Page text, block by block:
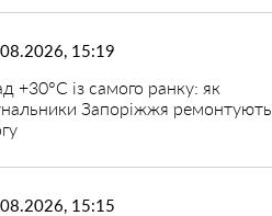
15:19
+30°C із самого ранку: як
Запоріжжя ремонтують
15:15